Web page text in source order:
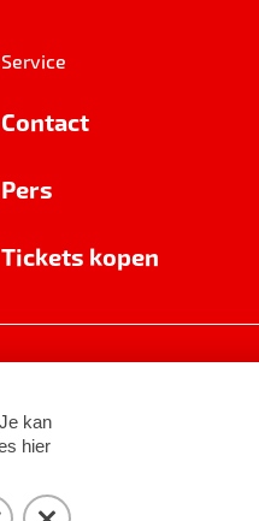
Service
Contact
Pers
Tickets kopen